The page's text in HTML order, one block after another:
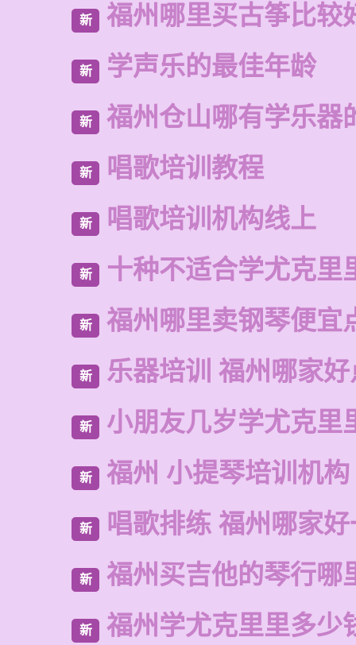
新 福州哪里买古筝比较
新 学声乐的最佳年龄
新 福州仓山哪有学乐器
新 唱歌培训教程
新 唱歌培训机构线上
新 十种不适合学尤克里
新 福州哪里卖钢琴便宜
新 乐器培训 福州哪家好
新 小朋友几岁学尤克里
新 福州 小提琴培训机构
新 唱歌排练 福州哪家
新 福州买吉他的琴行哪
新 福州学尤克里里多少